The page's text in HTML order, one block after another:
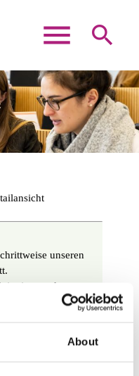
About
menu search
SUCHEN
unseren
oder
wir Ihnen gerne